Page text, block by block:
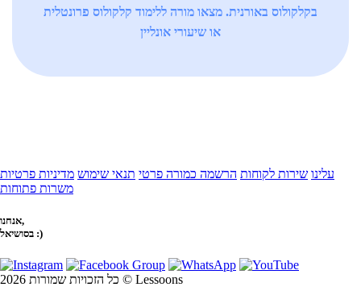
בקלקולוס באורנית. מצאו מורה ללימוד קלקולוס פרונטלית
או שיעורי אונליין
עלינו שירות לקוחות הרשמה כמורה פרטי תנאי שימוש מדיניות פרטיות
משרות פתוחות
אנחנו,
בסושיאל :)
כל הזכויות שמורות 2026 © Lessoons